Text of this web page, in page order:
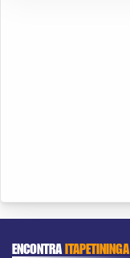
ENCONTRAITAPETININGA